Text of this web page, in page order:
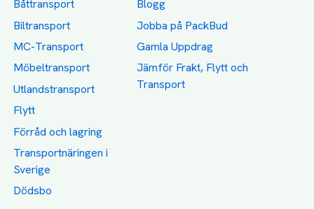
Båttransport
Biltransport
MC-Transport
Möbeltransport
Utlandstransport
Flytt
Förråd och lagring
Transportnäringen i
Sverige
Dödsbo
Blogg
Jobba på PackBud
Gamla Uppdrag
Jämför Frakt, Flytt och
Transport